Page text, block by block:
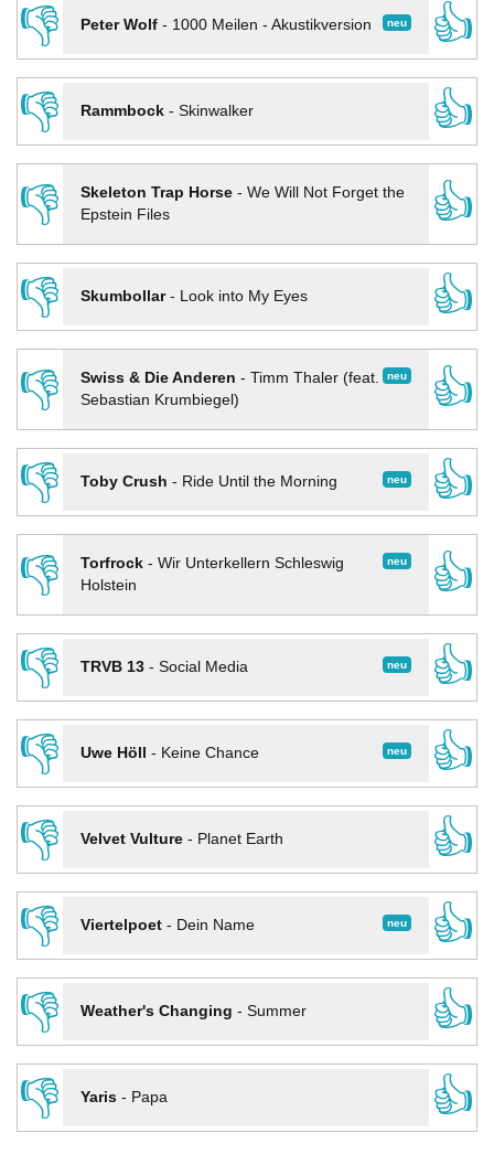
👎
neu
Peter Wolf- 1000 Meilen - Akustikversion
👍
👎
Rammbock- Skinwalker
👍
👎
Skeleton Trap Horse- We Will Not Forget the
Epstein Files
👍
👎
Skumbollar- Look into My Eyes
👍
👎
neu
Swiss & Die Anderen - Timm Thaler (feat.
Sebastian Krumbiegel)
👍
👎
neu
Toby Crush - Ride Until the Morning
👍
👎
neu
Torfrock- Wir Unterkellern Schleswig
Holstein
👍
👎
neu
TRVB 13- Social Media
👍
👎
neu
Uwe Höll - Keine Chance
👍
👎
Velvet Vulture- Planet Earth
👍
👎
neu
Viertelpoet- Dein Name
👍
👎
Weather's Changing - Summer
👍
👎
Yaris- Papa 👍